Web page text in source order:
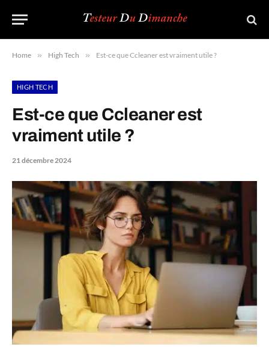
Home » High Tech » Est-ce que Ccleaner est vraiment utile ?
HIGH TECH
Est-ce que Ccleaner est
vraiment utile ?
21 décembre 2024